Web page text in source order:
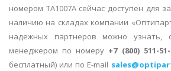
номером TA1007A сейчас доступен для
наличию на складах компании
надежных партнеров можно узнать,
менеджером по номеру +7 (800) 511-
бесплатный) или по E-mail